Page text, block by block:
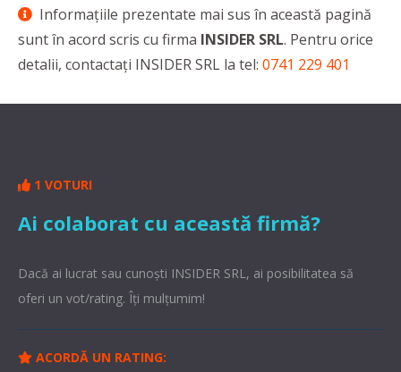
Informaţiile prezentate mai sus în această pagină
sunt în acord scris cu firma INSIDER SRL. Pentru orice
detalii, contactaţi INSIDER SRL la tel: 0741 229 401
1 VOTURI
Ai colaborat cu această firmă?
Dacă ai lucrat sau cunoşti INSIDER SRL, ai posibilitatea să
oferi un vot/rating. Îți mulțumim!
ACORDĂ UN RATING: